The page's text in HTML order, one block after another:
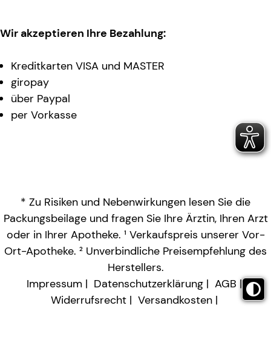
Wir akzeptieren Ihre Bezahlung:
Kreditkarten VISA und MASTER
giropay
über Paypal
per Vorkasse
* Zu Risiken und Nebenwirkungen lesen Sie die
Packungsbeilage und fragen Sie Ihre Ärztin, Ihren Arzt
oder in Ihrer Apotheke. ¹ Verkaufspreis unserer Vor-
Ort-Apotheke. ² Unverbindliche Preisempfehlung des
Herstellers.
Impressum
Datenschutzerklärung
AGB
Widerrufsrecht
Versandkosten